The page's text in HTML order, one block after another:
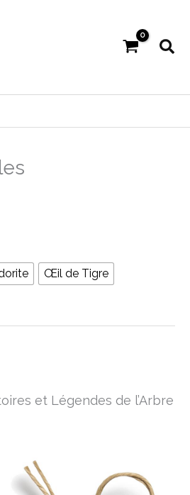
Œil de Tigre
et Légendes de l’Arbre